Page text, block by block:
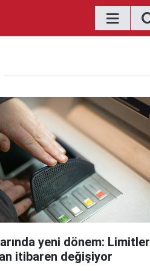
yeni dönem: Limitler
itibaren değişiyor